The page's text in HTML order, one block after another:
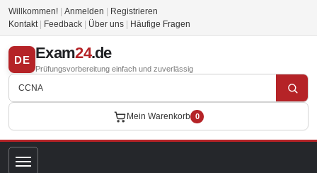
Willkommen! Anmelden
Registrieren
Kontakt
Feedback Über uns Häufige Fragen
DE Exam24.de
Prüfungsvorbereitung einfach und zuverlässig
Mein Warenkorb 0